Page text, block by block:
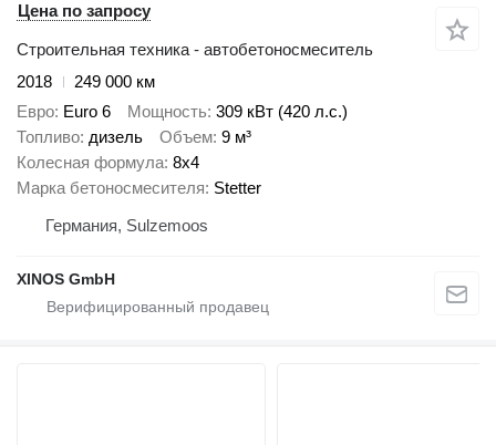
Цена по запросу
Строительная техника - автобетоносмеситель
2018
249 000 км
Евро Euro 6 Мощность 309 кВт (420 л.с.)
Топливо дизель Объем 9 м³
Колесная формула 8x4
Марка бетоносмесителя Stetter
Германия, Sulzemoos
XINOS GmbH